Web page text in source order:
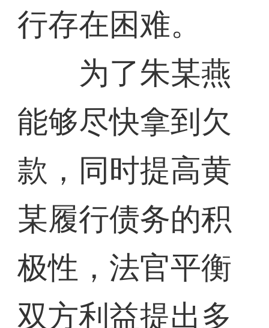
行存在困难。
为了朱某燕
能够尽快拿到欠
款，同时提高黄
某履行债务的积
极性，法官平衡
双方利益提出多